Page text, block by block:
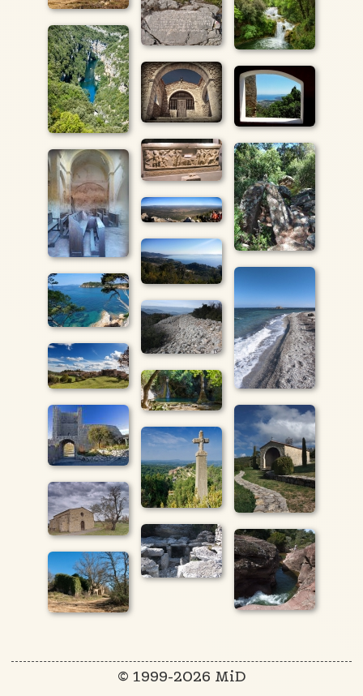
© 1999-2026 MiD